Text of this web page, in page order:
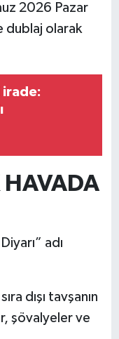
2026 Pazar
dublaj olarak
irade:
HAVADA
adı
dışı tavşanın
şövalyeler ve